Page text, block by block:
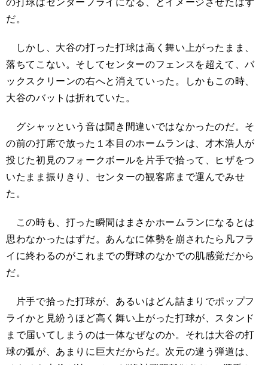
だ。
しかし、大谷の打った打球は高く舞い上がったまま、
落ちてこない。そしてセンターのフェンスを超えて、バ
ックスクリーンの右へと消えていった。しかもこの時、
大谷のバットは折れていた。
グシャッという音は聞き間違いではなかったのだ。そ
の前の打席で放った１本目のホームランは、才木浩人が
投じた初見のフォークボールを片手で拾って、ヒザをつ
いたまま振りきり、センターの観客席まで運んでみせ
た。
この時も、打った瞬間はまさかホームランになるとは
思わなかったはずだ。あんなに体勢を崩されたら凡フラ
イに終わるのがこれまでの野球のなかでの肌感覚だから
だ。
片手で拾った打球が、あるいはどん詰まりでポップフ
ライかと見紛うほど高く舞い上がった打球が、スタンド
まで届いてしまうのは一体なぜなのか。それは大谷の打
球の弧が、あまりに巨大だからだ。次元の違う弾道は、